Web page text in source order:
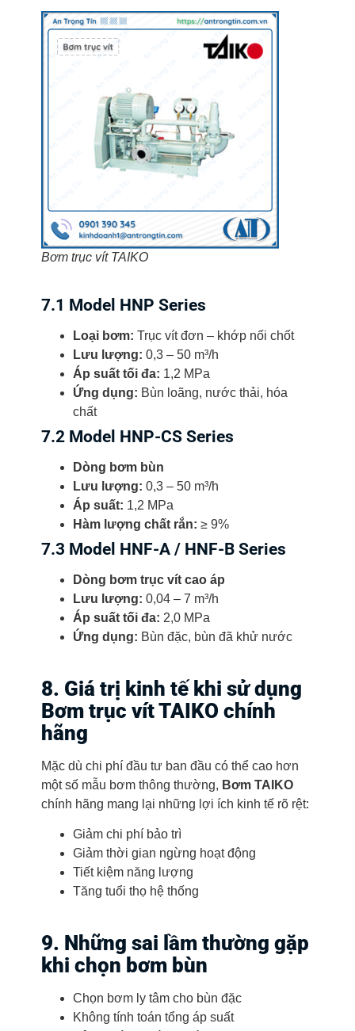
Bơm trục vít TAIKO
7.1 Model HNP Series
Loại bơm: Trục vít đơn – khớp nối chốt
Lưu lượng: 0,3 – 50 m³/h
Áp suất tối đa: 1,2 MPa
Ứng dụng: Bùn loãng, nước thải, hóa
chất
7.2 Model HNP-CS Series
Dòng bơm bùn
Lưu lượng: 0,3 – 50 m³/h
Áp suất: 1,2 MPa
Hàm lượng chất rắn: ≥ 9%
7.3 Model HNF-A / HNF-B Series
Dòng bơm trục vít cao áp
Lưu lượng: 0,04 – 7 m³/h
Áp suất tối đa: 2,0 MPa
Ứng dụng: Bùn đặc, bùn đã khử nước
8. Giá trị kinh tế khi sử dụng
Bơm trục vít TAIKO chính
hãng
Mặc dù chi phí đầu tư ban đầu có thể cao hơn
một số mẫu bơm thông thường, Bơm TAIKO
chính hãng mang lại những lợi ích kinh tế rõ rệt:
Giảm chi phí bảo trì
Giảm thời gian ngừng hoạt động
Tiết kiệm năng lượng
Tăng tuổi thọ hệ thống
9. Những sai lầm thường gặp
khi chọn bơm bùn
Chọn bơm ly tâm cho bùn đặc
Không tính toán tổng áp suất